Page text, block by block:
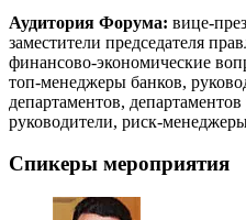
Аудитория Форума: вице-
заместители председателя
финансово-экономические
топ-менеджеры банков,
департаментов,
руководители, риск-
Спикеры мероприятия